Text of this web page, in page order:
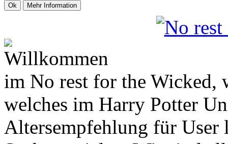
Willkommen
im No rest for the Wicked,
welches im Harry Potter
Altersempfehlung für User